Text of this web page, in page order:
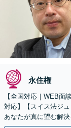
永住権
【全国対応｜WEB面
対応】【スイス法ジ
あなたが真に望む解